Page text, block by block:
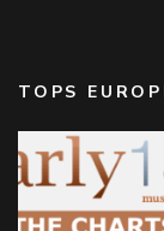
TOPS